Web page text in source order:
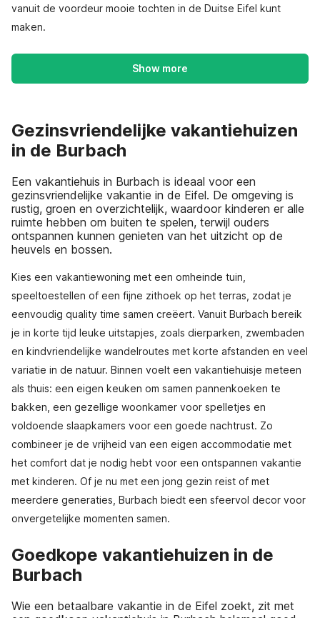
vanuit de voordeur mooie tochten in de Duitse Eifel kunt
maken.
Show more
Gezinsvriendelijke vakantiehuizen
in de Burbach
Een vakantiehuis in Burbach is ideaal voor een
gezinsvriendelijke vakantie in de Eifel. De omgeving is
rustig, groen en overzichtelijk, waardoor kinderen er alle
ruimte hebben om buiten te spelen, terwijl ouders
ontspannen kunnen genieten van het uitzicht op de
heuvels en bossen.
Kies een vakantiewoning met een omheinde tuin,
speeltoestellen of een fijne zithoek op het terras, zodat je
eenvoudig quality time samen creëert. Vanuit Burbach bereik
je in korte tijd leuke uitstapjes, zoals dierparken, zwembaden
en kindvriendelijke wandelroutes met korte afstanden en veel
variatie in de natuur. Binnen voelt een vakantiehuisje meteen
als thuis: een eigen keuken om samen pannenkoeken te
bakken, een gezellige woonkamer voor spelletjes en
voldoende slaapkamers voor een goede nachtrust. Zo
combineer je de vrijheid van een eigen accommodatie met
het comfort dat je nodig hebt voor een ontspannen vakantie
met kinderen. Of je nu met een jong gezin reist of met
meerdere generaties, Burbach biedt een sfeervol decor voor
onvergetelijke momenten samen.
Goedkope vakantiehuizen in de
Burbach
Wie een betaalbare vakantie in de Eifel zoekt, zit met